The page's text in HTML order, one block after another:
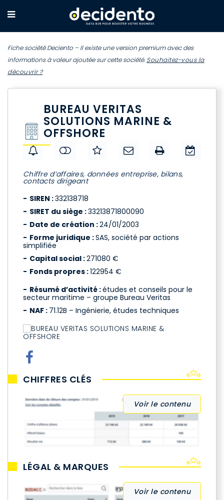
Fiche société Deciento – Il existe une version premium avec des
informations à valeur ajoutée sur cette société. Souhaitez-vous la
découvrir ?
BUREAU VERITAS
SOLUTIONS MARINE &
OFFSHORE
Chiffre d’affaires, données entreprise, bilans,
contacts dirigeant
SIREN :332138718
SIRET du siège :33213871800090
Date de création :24/01/2003
Forme juridique :SAS, société par actions
simplifiée
Capital social :271080 €
Fonds propres :122954 €
Résumé d’activité :études et conseils pour le
secteur maritime – groupe Bureau Veritas
NAF : 71.12B – Ingénierie, études techniques
CHIFFRES CLÉS
Voir le contenu
LÉGAL & MARQUES
Voir le contenu